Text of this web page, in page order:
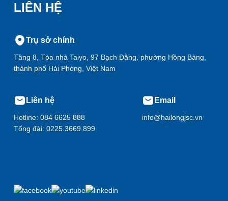
LIÊN HỆ
Trụ sở chính
Tầng 8, Tòa nhà Taiyo, 97 Bạch Đằng, phường Hồng Bàng,
thành phố Hải Phòng, Việt Nam
Email
info@hailongjsc.vn
Liên hệ
Hotline: 084 6625 888
Tổng đài: 0225.3669.899